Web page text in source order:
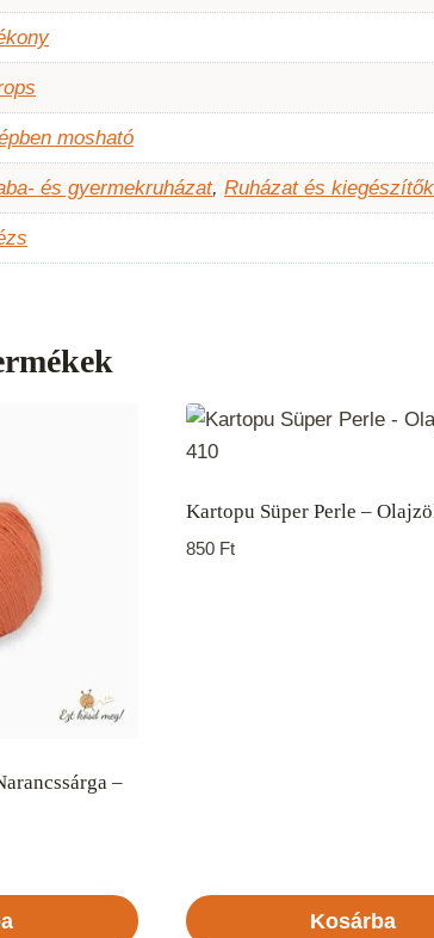
mosható
és gyermekruházat, Ruházat és kiegészítők
–
Kartopu Süper Perle –
850 Ft
Kosárba